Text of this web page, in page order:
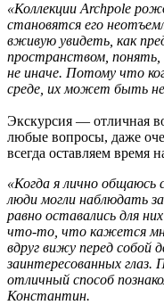
«Коллекции Archpole
становятся его
вживую увидеть, как
пространством, понять,
не иначе. Потому что
среде, их может быть
Экскурсия — отличная
любые вопросы, даже
всегда оставляем время
«Когда я лично
люди могли наблюдать
равно оставались для
что-то, что кажется
вдруг вижу перед собой
заинтересованных
отличный способ
Константин.